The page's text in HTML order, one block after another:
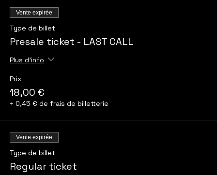
Vente expirée
Type de billet
Presale ticket - LAST CALL
Plus d'info
Prix
18,00 €
+ 0,45 € de frais de billetterie
Vente expirée
Type de billet
Regular ticket